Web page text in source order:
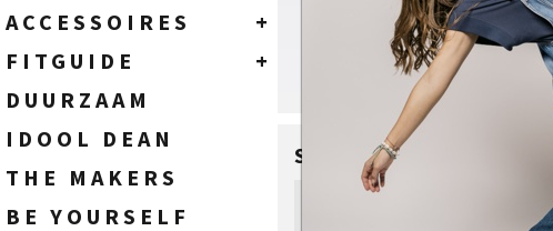
ACCESSOIRES
ECO
KIDS - 2 TOT 6 JAAR
JUNIOR - 8 TOT 16 JAAR
ACCESSOIRES +
RIEMEN
SOKKEN
FITGUIDE +
HEREN
DAMES
DUURZAAM
IDOOL DEAN
THE MAKERS
BE YOURSELF
SHOP THE LOOK